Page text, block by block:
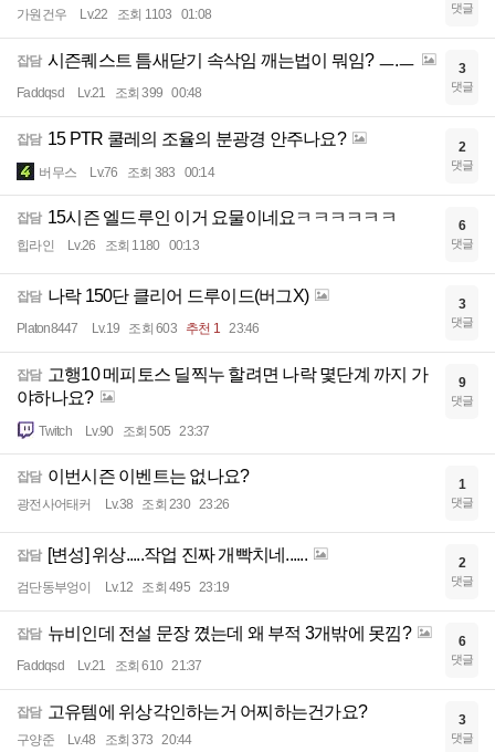
가원건우 Lv.22 조회 1103 01:08 댓글
잡담 시즌퀘스트 틈새닫기 속삭임 깨는법이 뭐임? ㅡ.ㅡ
Faddqsd Lv.21 조회 399 00:48
3
댓글
잡담 15 PTR 쿨레의 조율의 분광경 안주나요?
버무스 Lv.76 조회 383 00:14
2
댓글
잡담 15시즌 엘드루인 이거 요물이네요ㅋㅋㅋㅋㅋㅋ
힙라인 Lv.26 조회 1180 00:13
6
댓글
잡담 나락 150단 클리어 드루이드(버그X)
Platon8447 Lv.19 조회 603 추천 1 23:46
3
댓글
잡담 고행10 메피토스 딜찍누 할려면 나락 몇단계 까지 가
야하나요?
Twitch Lv.90 조회 505 23:37
9
댓글
잡담 이번시즌 이벤트는 없나요?
광전사어태커 Lv.38 조회 230 23:26
1
댓글
잡담 [변성] 위상.....작업 진짜 개빡치네......
검단동부엉이 Lv.12 조회 495 23:19
2
댓글
잡담 뉴비인데 전설 문장 꼈는데 왜 부적 3개밖에 못낌?
Faddqsd Lv.21 조회 610 21:37
6
댓글
잡담 고유템에 위상각인하는거 어찌하는건가요?
구양준 Lv.48 조회 373 20:44
3
댓글